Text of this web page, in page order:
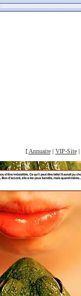
[ Annuaire| VIP-Site|